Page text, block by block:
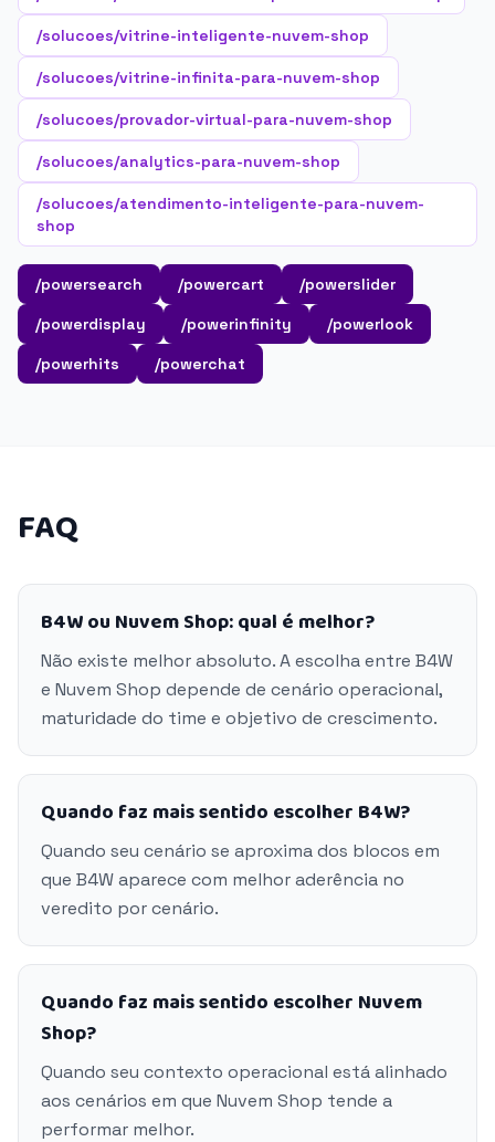
/solucoes/vitrine-inteligente-nuvem-shop
/solucoes/vitrine-infinita-para-nuvem-shop
/solucoes/provador-virtual-para-nuvem-shop
/solucoes/analytics-para-nuvem-shop
/solucoes/atendimento-inteligente-para-nuvem-
shop
/powersearch /powercart
/powerslider
/powerdisplay
/powerinfinity
/powerlook
/powerhits
/powerchat
FAQ
B4W ou Nuvem Shop: qual é melhor?
Não existe melhor absoluto. A escolha entre B4W
e Nuvem Shop depende de cenário operacional,
maturidade do time e objetivo de crescimento.
Quando faz mais sentido escolher B4W?
Quando seu cenário se aproxima dos blocos em
que B4W aparece com melhor aderência no
veredito por cenário.
Quando faz mais sentido escolher Nuvem
Shop?
Quando seu contexto operacional está alinhado
aos cenários em que Nuvem Shop tende a
performar melhor.